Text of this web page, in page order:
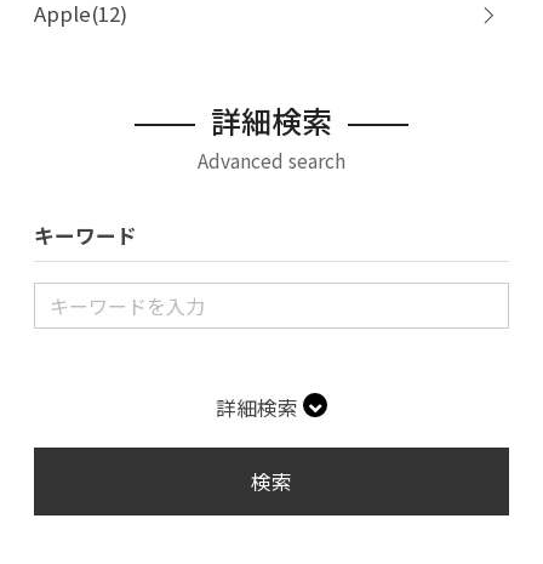
Apple(12)
詳細検索
Advanced search
キーワード
詳細検索
検索